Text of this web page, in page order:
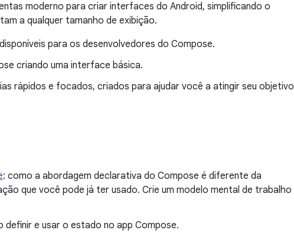
moderno para criar interfaces do Android, simplificando o
a qualquer tamanho de exibição.
para os desenvolvedores do Compose.
criando uma interface básica.
rápidos e focados, criados para ajudar você a atingir seu objetivo
: como a abordagem declarativa do Compose é diferente da
que você pode já ter usado. Crie um modelo mental de trabalho
definir e usar o estado no app Compose.